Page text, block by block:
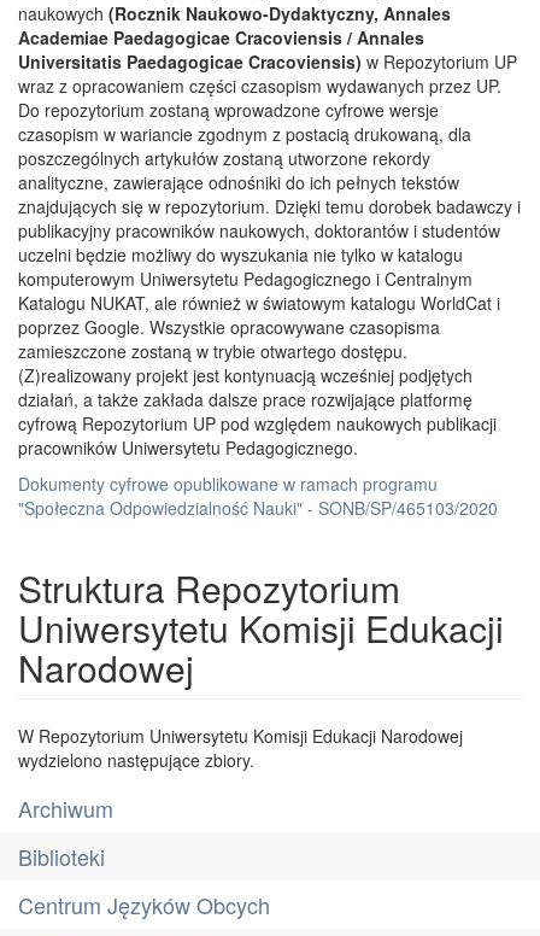
naukowych (Rocznik Naukowo-Dydaktyczny, Annales
Academiae Paedagogicae Cracoviensis / Annales
Universitatis Paedagogicae Cracoviensis) w Repozytorium UP
wraz z opracowaniem części czasopism wydawanych przez UP.
Do repozytorium zostaną wprowadzone cyfrowe wersje
czasopism w wariancie zgodnym z postacią drukowaną, dla
poszczególnych artykułów zostaną utworzone rekordy
analityczne, zawierające odnośniki do ich pełnych tekstów
znajdujących się w repozytorium. Dzięki temu dorobek badawczy i
publikacyjny pracowników naukowych, doktorantów i studentów
uczelni będzie możliwy do wyszukania nie tylko w katalogu
komputerowym Uniwersytetu Pedagogicznego i Centralnym
Katalogu NUKAT, ale również w światowym katalogu WorldCat i
poprzez Google. Wszystkie opracowywane czasopisma
zamieszczone zostaną w trybie otwartego dostępu.
(Z)realizowany projekt jest kontynuacją wcześniej podjętych
działań, a także zakłada dalsze prace rozwijające platformę
cyfrową Repozytorium UP pod względem naukowych publikacji
pracowników Uniwersytetu Pedagogicznego.
Dokumenty cyfrowe opublikowane w ramach programu
"Społeczna Odpowiedzialność Nauki" - SONB/SP/465103/2020
Struktura Repozytorium
Uniwersytetu Komisji Edukacji
Narodowej
W Repozytorium Uniwersytetu Komisji Edukacji Narodowej
wydzielono następujące zbiory.
Archiwum
Biblioteki
Centrum Języków Obcych